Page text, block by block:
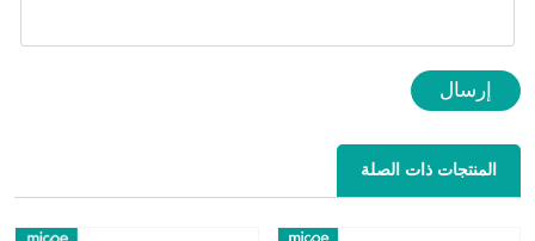
إرسال
المنتجات ذات الصلة